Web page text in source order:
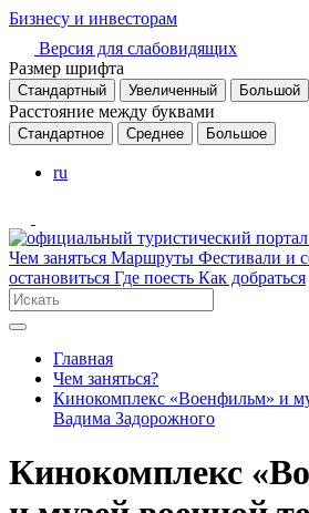
Бизнесу и инвесторам
Версия для слабовидящих
Размер шрифта
Стандартный Увеличенный Большой
Расстояние между буквами
Стандартное Среднее Большое
ru
Чем заняться Маршруты Фестивали и
остановиться Где поесть Как добраться
Главная
Чем заняться?
Кинокомплекс «Военфильм» и
Вадима Задорожного
Кинокомплекс